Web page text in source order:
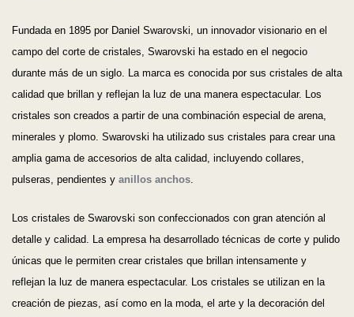
Fundada en 1895 por Daniel Swarovski, un innovador visionario en el
campo del corte de cristales, Swarovski ha estado en el negocio
durante más de un siglo. La marca es conocida por sus cristales de alta
calidad que brillan y reflejan la luz de una manera espectacular. Los
cristales son creados a partir de una combinación especial de arena,
minerales y plomo. Swarovski ha utilizado sus cristales para crear una
amplia gama de accesorios de alta calidad, incluyendo collares,
pulseras, pendientes y anillos anchos
Los cristales de Swarovski son confeccionados con gran atención al
detalle y calidad. La empresa ha desarrollado técnicas de corte y pulido
únicas que le permiten crear cristales que brillan intensamente y
reflejan la luz de manera espectacular. Los cristales se utilizan en la
creación de piezas, así como en la moda, el arte y la decoración del